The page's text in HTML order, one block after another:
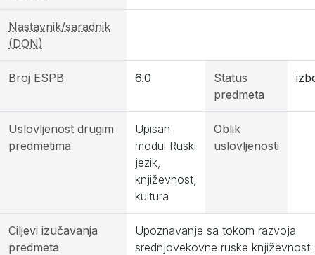
Nastavnik/saradnik
(DON)
Broj ESPB 6.0
Status
predmeta
Uslovljenost drugim
predmetima
Upisan
modul Ruski
jezik,
književnost,
kultura
Oblik
uslovljenosti
Ciljevi izučavanja
predmeta
Upoznavanje sa tokom razvoja
srednjovekovne ruske